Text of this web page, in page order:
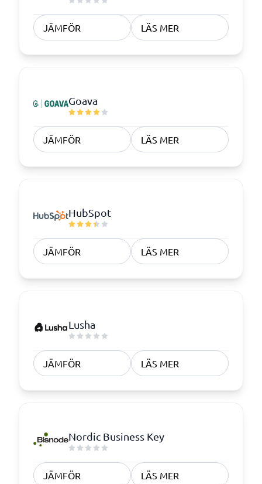
JÄMFÖR LÄS MER
Goava
JÄMFÖR LÄS MER
HubSpot
JÄMFÖR LÄS MER
Lusha
JÄMFÖR LÄS MER
Nordic Business Key
JÄMFÖR LÄS MER